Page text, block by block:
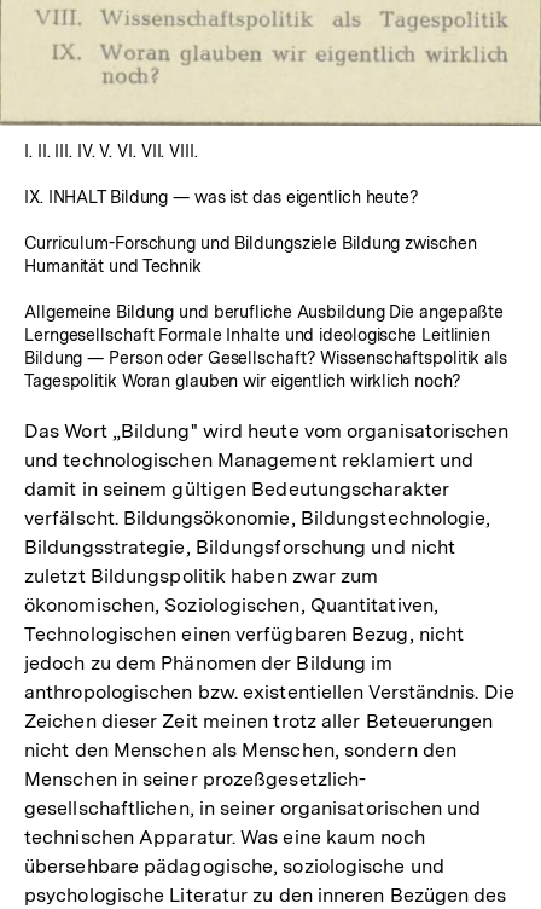
I. II. III. IV. V. VI. VII. VIII.
IX. INHALT Bildung — was ist das eigentlich heute?
Curriculum-Forschung und Bildungsziele Bildung zwischen
Humanität und Technik
Allgemeine Bildung und berufliche Ausbildung Die angepaßte
Lerngesellschaft Formale Inhalte und ideologische Leitlinien
Bildung — Person oder Gesellschaft? Wissenschaftspolitik als
Tagespolitik Woran glauben wir eigentlich wirklich noch?
Das Wort „Bildung" wird heute vom organisatorischen
und technologischen Management reklamiert und
damit in seinem gültigen Bedeutungscharakter
verfälscht. Bildungsökonomie, Bildungstechnologie,
Bildungsstrategie, Bildungsforschung und nicht
zuletzt Bildungspolitik haben zwar zum
ökonomischen, Soziologischen, Quantitativen,
Technologischen einen verfügbaren Bezug, nicht
jedoch zu dem Phänomen der Bildung im
anthropologischen bzw. existentiellen Verständnis. Die
Zeichen dieser Zeit meinen trotz aller Beteuerungen
nicht den Menschen als Menschen, sondern den
Menschen in seiner prozeßgesetzlich-
gesellschaftlichen, in seiner organisatorischen und
technischen Apparatur. Was eine kaum noch
übersehbare pädagogische, soziologische und
psychologische Literatur zu den inneren Bezügen des